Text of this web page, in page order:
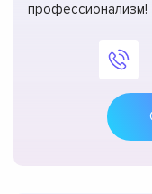
профессионализм!